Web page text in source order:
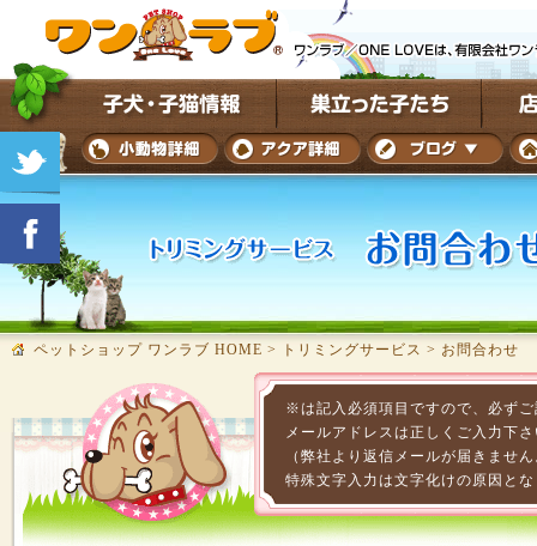
ペットショップ ワンラブ HOME > トリミングサービス > お問合わせ
※は記入必須項目ですので、必ず
メールアドレスは正しくご入力下
（弊社より返信メールが届きませ
特殊文字入力は文字化けの原因と